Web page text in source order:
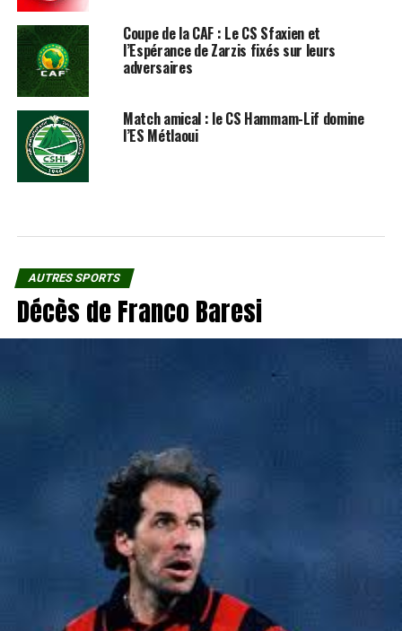
Coupe de la CAF : Le CS Sfaxien et
l’Espérance de Zarzis fixés sur leurs
adversaires
Match amical : le CS Hammam-Lif domine
l’ES Métlaoui
AUTRES SPORTS
Décès de Franco Baresi